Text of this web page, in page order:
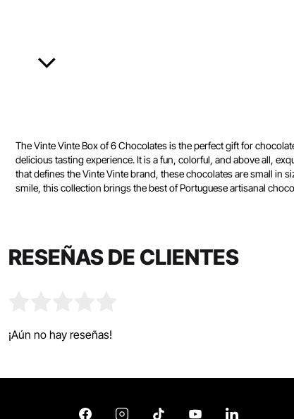
The Vinte Vinte Box of 6 Chocolates is the perfect gift for
delicious tasting experience. It is a fun, colorful, and above all,
that defines the Vinte Vinte brand, these chocolates are small in
smile, this collection brings the best of Portuguese artisanal
RESEÑAS DE CLIENTES
¡Aún no hay reseñas!